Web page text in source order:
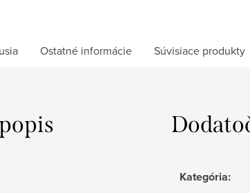
Ostatné informácie Súvisiace produkty
Kategória: